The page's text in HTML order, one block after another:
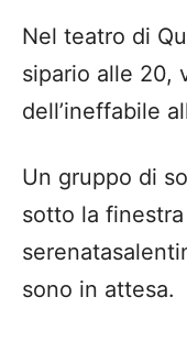
Nel teatro di
sipario alle 20,
dell’ineffabile
Un gruppo di
sotto la
sono in attesa.